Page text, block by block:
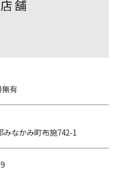
有
みなかみ町布施742-1